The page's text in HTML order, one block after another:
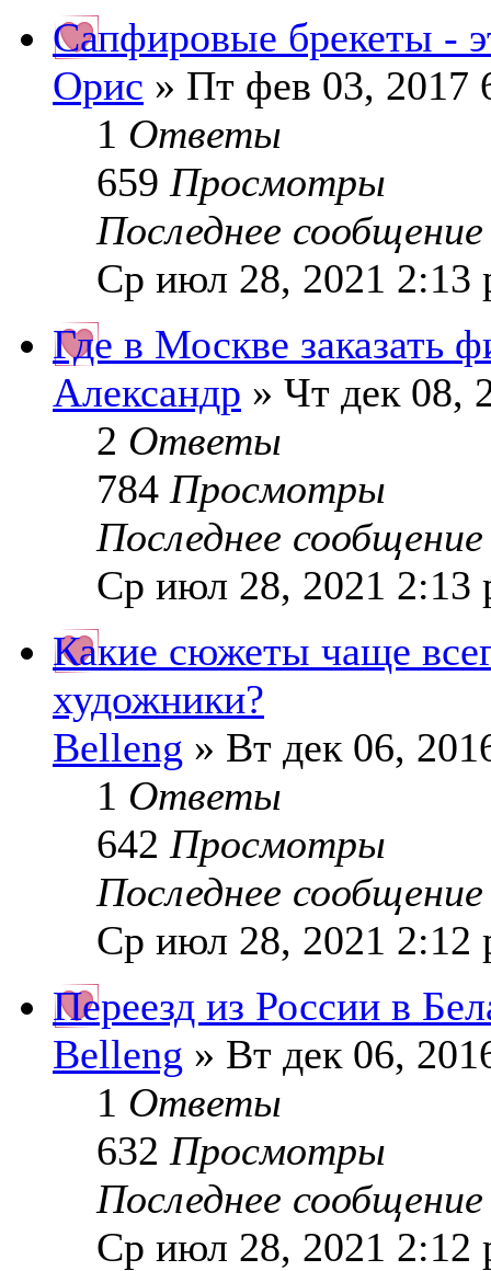
Сапфировые брекеты -
Орис » Пт фев 03, 2017
1 Ответы
659 Просмотры
Последнее
Ср июл 28, 2021 2:13
Где в Москве заказать
Александр » Чт дек 08,
2 Ответы
784 Просмотры
Последнее
Ср июл 28, 2021 2:13
Какие сюжеты чаще
художники?
Belleng » Вт дек 06,
1 Ответы
642 Просмотры
Последнее
Ср июл 28, 2021 2:12
Переезд из России в
Belleng » Вт дек 06,
1 Ответы
632 Просмотры
Последнее
Ср июл 28, 2021 2:12